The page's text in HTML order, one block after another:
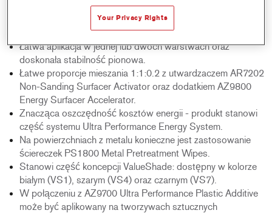
klimatycznych. Suszenie wymuszone nie jest konieczne.
Wysokiej jakości powłoka zapewnia doskonały połysku
warstwy nawierzchniowej.
Łatwa aplikacja w jednej lub dwóch warstwach oraz
doskonała stabilność pionowa.
Łatwe proporcje mieszania 1:1:0.2 z utwardzaczem AR7202
Non-Sanding Surfacer Activator oraz dodatkiem AZ9800
Energy Surfacer Accelerator.
Znacząca oszczędność kosztów energii - produkt stanowi
część systemu Ultra Performance Energy System.
Na powierzchniach z metalu konieczne jest zastosowanie
ściereczek PS1800 Metal Pretreatment Wipes.
Stanowi część koncepcji ValueShade: dostępny w kolorze
białym (VS1), szarym (VS4) oraz czarnym (VS7).
W połączeniu z AZ9700 Ultra Performance Plastic Additive
może być aplikowany na tworzywach sztucznych
Your Privacy Rights